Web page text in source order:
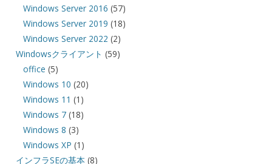
Windows Server 2016 (57)
Windows Server 2019 (18)
Windows Server 2022 (2)
Windowsクライアント (59)
office (5)
Windows 10 (20)
Windows 11 (1)
Windows 7 (18)
Windows 8 (3)
Windows XP (1)
インフラSEの基本 (8)